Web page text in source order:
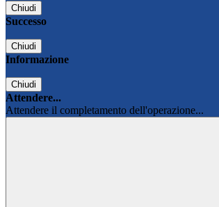
Chiudi
Successo
Chiudi
Informazione
Chiudi
Attendere...
Attendere il completamento dell'operazione...